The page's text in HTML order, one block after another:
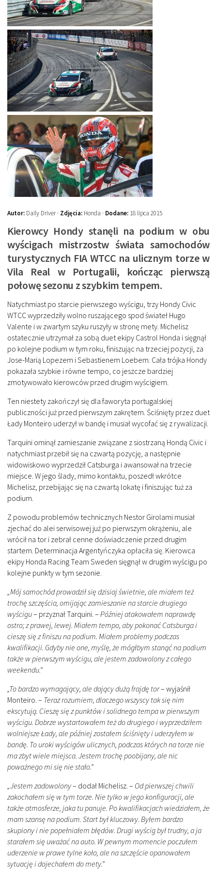
Autor: Daily Driver · Zdjęcia: Honda · Dodane: 18 lipca 2015
Kierowcy Hondy stanęli na podium w obu
wyścigach mistrzostw świata samochodów
turystycznych FIA WTCC na ulicznym torze w
Vila Real w Portugalii, kończąc pierwszą
połowę sezonu z szybkim tempem.
Natychmiast po starcie pierwszego wyścigu, trzy Hondy Civic
WTCC wyprzedziły wolno ruszającego spod świateł Hugo
Valente i w zwartym szyku ruszyły w stronę mety. Michelisz
ostatecznie utrzymał za sobą duet ekipy Castrol Honda i sięgnął
po kolejne podium w tym roku, finiszując na trzeciej pozycji, za
Jose-Marią Lopezem i Sebastienem Loebem. Cała trójka Hondy
pokazała szybkie i równe tempo, co jeszcze bardziej
zmotywowało kierowców przed drugim wyścigiem.
Ten niestety zakończył się dla faworyta portugalskiej
publiczności już przed pierwszym zakrętem. Ściśnięty przez duet
Łady Monteiro uderzył w bandę i musiał wycofać się z rywalizacji.
Tarquini ominął zamieszanie związane z siostrzaną Hondą Civic i
natychmiast przebił się na czwartą pozycję, a następnie
widowiskowo wyprzedził Catsburga i awansował na trzecie
miejsce. W jego ślady, mimo kontaktu, poszedł wkrótce
Michelisz, przebijając się na czwartą lokatę i finiszując tuż za
podium.
Z powodu problemów technicznych Nestor Girolami musiał
zjechać do alei serwisowej już po pierwszym okrążeniu, ale
wrócił na tor i zebrał cenne doświadczenie przed drugim
startem. Determinacja Argentyńczyka opłaciła się. Kierowca
ekipy Honda Racing Team Sweden sięgnął w drugim wyścigu po
kolejne punkty w tym sezonie.
„Mój samochód prowadził się dzisiaj świetnie, ale miałem też
trochę szczęścia, omijając zamieszanie na starcie drugiego
wyścigu– przyznał Tarquini. – Później atakowałem naprawdę
ostro; z prawej, lewej. Miałem tempo, aby pokonać Catsburga i
cieszę się z finiszu na podium. Miałem problemy podczas
kwalifikacji. Gdyby nie one, myślę, że mógłbym stanąć na podium
także w pierwszym wyścigu, ale jestem zadowolony z całego
weekendu.”
„To bardzo wymagający, ale dający dużą frajdę tor– wyjaśnił
Monteiro. – Teraz rozumiem, dlaczego wszyscy tak się nim
ekscytują. Cieszę się z punktów i solidnego tempa w pierwszym
wyścigu. Dobrze wystartowałem też do drugiego i wyprzedziłem
wolniejsze Łady, ale później zostałem ściśnięty i uderzyłem w
bandę. To uroki wyścigów ulicznych, podczas których na torze nie
ma zbyt wiele miejsca. Jestem trochę poobijany, ale nic
poważnego mi się nie stało.”
„Jestem zadowolony– dodał Michelisz. – Od pierwszej chwili
zakochałem się w tym torze. Nie tylko w jego konfiguracji, ale
także atmosferze, jaka tu panuje. Po kwalifikacjach wiedziałem, że
mam szansę na podium. Start był kluczowy. Byłem bardzo
skupiony i nie popełniałem błędów. Drugi wyścig był trudny, a ja
starałem się uważać na auto. W pewnym momencie poczułem
uderzenie w prawe tylne koło, ale na szczęście opanowałem
sytuację i dojechałem do mety.”